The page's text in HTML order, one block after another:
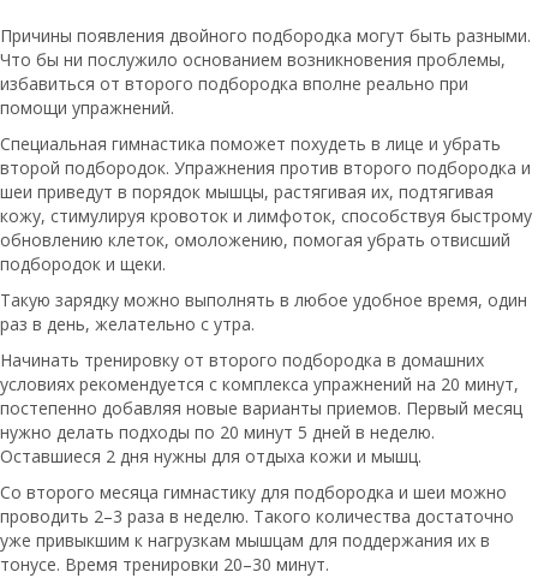
Причины появления двойного подбородка могут быть разными.
Что бы ни послужило основанием возникновения проблемы,
избавиться от второго подбородка вполне реально при
помощи упражнений.
Специальная гимнастика поможет похудеть в лице и убрать
второй подбородок. Упражнения против второго подбородка и
шеи приведут в порядок мышцы, растягивая их, подтягивая
кожу, стимулируя кровоток и лимфоток, способствуя быстрому
обновлению клеток, омоложению, помогая убрать отвисший
подбородок и щеки.
Такую зарядку можно выполнять в любое удобное время, один
раз в день, желательно с утра.
Начинать тренировку от второго подбородка в домашних
условиях рекомендуется с комплекса упражнений на 20 минут,
постепенно добавляя новые варианты приемов. Первый месяц
нужно делать подходы по 20 минут 5 дней в неделю.
Оставшиеся 2 дня нужны для отдыха кожи и мышц.
Со второго месяца гимнастику для подбородка и шеи можно
проводить 2–3 раза в неделю. Такого количества достаточно
уже привыкшим к нагрузкам мышцам для поддержания их в
тонусе. Время тренировки 20–30 минут.